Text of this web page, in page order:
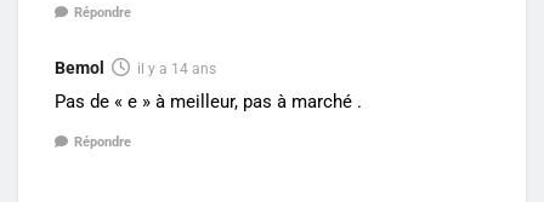
Répondre
Bemol il y a 14 ans
Pas de « e » à meilleur, pas à marché .
Répondre